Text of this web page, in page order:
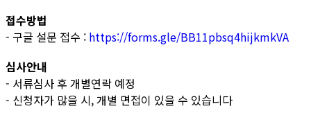
접수방법
- 구글 설문 접수 : https://forms.gle/BB11pbsq4hijkmkVA
심사안내
- 서류심사 후 개별연락 예정
- 신청자가 많을 시, 개별 면접이 있을 수 있습니다